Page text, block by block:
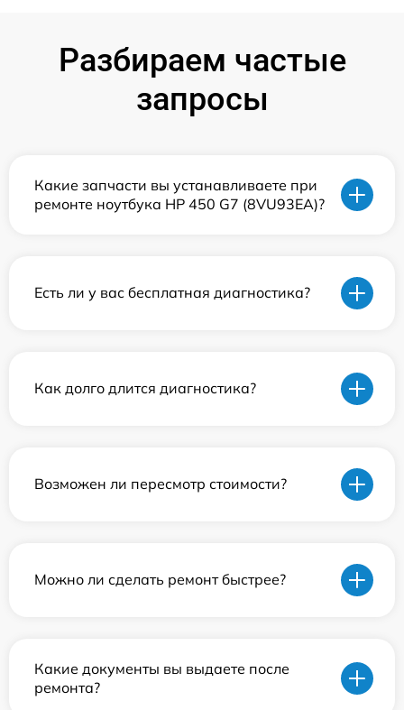
Разбираем частые
запросы
Какие запчасти вы устанавливаете при
ремонте ноутбука HP 450 G7 (8VU93EA)?
Есть ли у вас бесплатная диагностика?
Как долго длится диагностика?
Возможен ли пересмотр стоимости?
Можно ли сделать ремонт быстрее?
Какие документы вы выдаете после
ремонта?